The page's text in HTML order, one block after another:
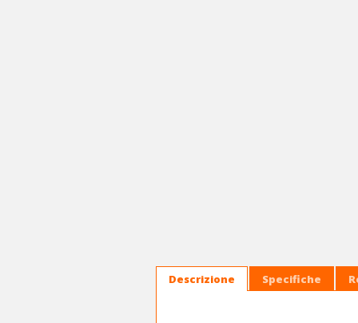
Descrizione Specifiche